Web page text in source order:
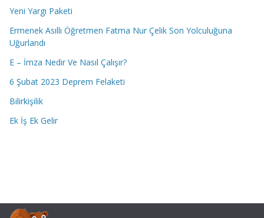
Yeni Yargı Paketi
Ermenek Asıllı Öğretmen Fatma Nur Çelik Son Yolculuğuna
Uğurlandı
E – İmza Nedir Ve Nasıl Çalışır?
6 Şubat 2023 Deprem Felaketi
Bilirkişilik
Ek İş Ek Gelir